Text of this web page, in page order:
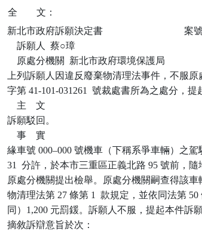
全
文：
新北市政府訴願決定書                                  案
    訴願人  蔡○璋
    原處分機關  新北市政府環境保護局
上列訴願人因違反廢棄物清理法事件，不服
字第 41-101-031261  號裁處書所為之處分，
    主    文
訴願駁回。
    事    實
緣車號 000–000 號機車（下稱系爭車輛）之駕
31  分許，於本市三重區正義北路 95 號前，
原處分機關提出檢舉。原處分機關嗣查得該
物清理法第 27 條第 1  款規定，並依同法第
同）1,200 元罰鍰。訴願人不服，提起本件訴
摘敘訴辯意旨於次：